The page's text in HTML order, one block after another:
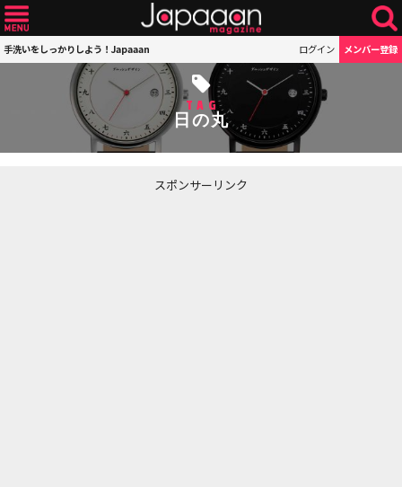
手洗いをしっかりしよう！Japaaan ログイン メンバー登録
TAG
日の丸
スポンサーリンク